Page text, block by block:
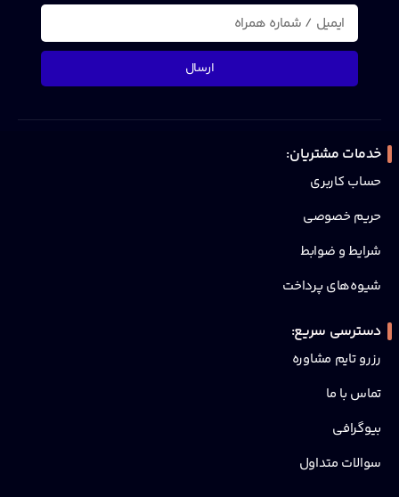
ارسال
خدمات مشتریان:
حساب کاربری
حریم خصوصی
شرایط و ضوابط
شیوه‌های پرداخت
دسترسی سریع:
رزرو تایم مشاوره
تماس با ما
بیوگرافی
سوالات متداول